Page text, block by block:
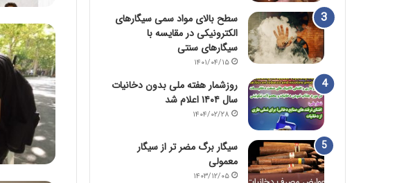
سطح بالای مواد سمی سیگارهای
الکترونیکی در مقایسه با
سیگارهای سنتی
۱۴۰۱/۰۴/۱۵
روزشمار هفته ملی بدون دخانیات
سال ۱۴۰۴ اعلام شد
۱۴۰۴/۰۲/۲۸
سیگار برگ مضر تر از سیگار
معمولی
۱۴۰۳/۱۲/۰۵